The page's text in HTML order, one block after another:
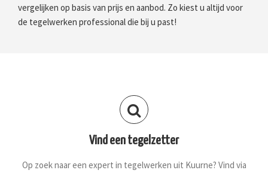
vergelijken op basis van prijs en aanbod. Zo kiest u altijd voor
de tegelwerken professional die bij u past!
Vind een tegelzetter
Op zoek naar een expert in tegelwerken uit Kuurne? Vind via